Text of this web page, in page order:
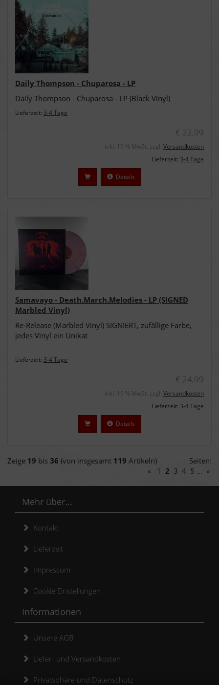
Daily Thompson - Chuparosa - LP
Daily Thompson - Chuparosa - LP (Black Vinyl)
Lieferzeit: 3-4 Tage
€ 22,99
inkl. 19 % MwSt. zzgl. Versandkosten
Lieferzeit: 3-4 Tage
Details
Samavayo - Death.March.Melodies - LP (SIGNED
Marbled Vinyl)
Re-Release (Marbled Vinyl) SIGNIERT, zufällige Farbe,
jedes Vinyl ein Unikat
Lieferzeit: 3-4 Tage
€ 24,99
inkl. 19 % MwSt. zzgl. Versandkosten
Lieferzeit: 3-4 Tage
Details
Zeige 19 bis 36 (von insgesamt 119 Artikeln)
Seiten:
«
1 2 3 4 5 ... »
Mehr über...
Kontakt
Lieferzeit
Impressum
Cookie Einstellungen
Informationen
Unsere AGB
Liefer- und Versandkosten
Privatsphäre und Datenschutz